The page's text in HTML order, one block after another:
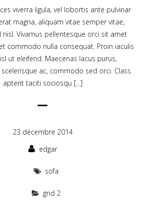
viverra ligula, vel lobortis ante pulvinar
magna, aliquam vitae semper vitae,
nisl. Vivamus pellentesque orci sit amet
commodo nulla consequat. Proin iaculis
ut eleifend. Maecenas lacus purus,
ac, commodo sed orci. Class
aptent taciti sociosqu […]
23 décembre 2014
edgar
sofa
grid 2